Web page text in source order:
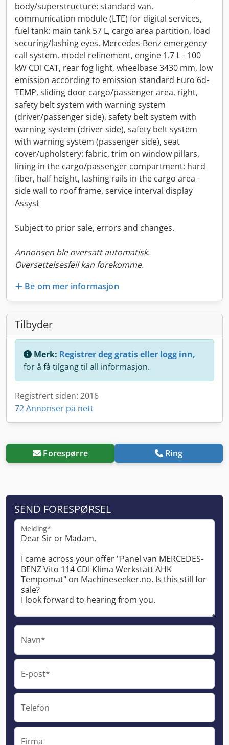
body/superstructure: standard van,
communication module (LTE) for digital services,
fuel tank: main tank 57 L, cargo area partition, load
securing/lashing eyes, Mercedes-Benz emergency
call system, model refinement, engine 1.7 L - 100
kW CDI CAT, rear fog light, wheelbase 3430 mm, low
emission according to emission standard Euro 6d-
TEMP, sliding door cargo/passenger area, right,
safety belt system with warning system
(driver/passenger side), safety belt system with
warning system (driver side), safety belt system
with warning system (passenger side), seat
cover/upholstery: fabric, trim on window pillars,
lining in the cargo/passenger compartment: hard
fiber, half height, lashing rails in the cargo area -
side wall to roof frame, service interval display
Assyst
Subject to prior sale, errors and changes.
Annonsen ble oversatt automatisk.
Oversettelsesfeil kan forekomme.
Be om mer informasjon
Tilbyder
Merk: Registrer deg gratis eller logg inn,
for å få tilgang til all informasjon.
Registrert siden: 2016
72 Annonser på nett
Forespørre Ring
SEND FORESPØRSEL
Melding*
Navn*
E-post*
Telefon
Firma